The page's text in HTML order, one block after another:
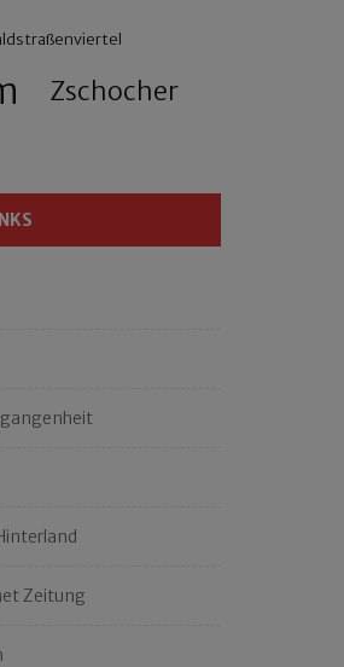
Zschocher
Zeitung